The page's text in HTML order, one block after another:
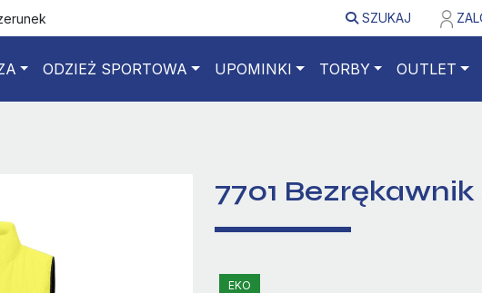
SZUKAJ
ODZIEŻ SPORTOWA UPOMINKI TORBY OUTLET
7701
EKO